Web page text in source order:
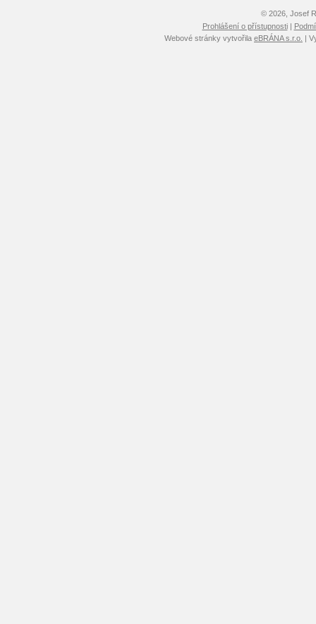
© 2026, Josef
Prohlášení o přístupnosti|
Webové stránky vytvořila eBRÁNA s.r.o. |